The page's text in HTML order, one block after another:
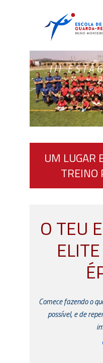
III
UM LUGAR
TREINO
O TEU
Comece fazendo o
possível, e de